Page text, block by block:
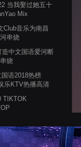
当我娶过她五十
Mix
Club音乐为南昌
串烧
中文国语爱河断
烧
语2018热榜
乐KTV热播高清
TIKTOK
天的风是想你的